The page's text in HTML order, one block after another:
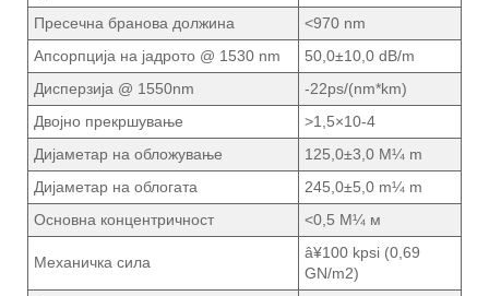
Пресечна бранова должина
<970 nm
Апсорпција на јадрото @ 1530 nm
50,0±10,0 dB/m
Дисперзија @ 1550nm
-22ps/(nm*km)
Двојно прекршување
>1,5×10-4
Дијаметар на обложување
125,0±3,0 М¼ m
Дијаметар на облогата
245,0±5,0 m¼ m
Основна концентричност
<0,5 М¼ м
Механичка сила
â¥100 kpsi (0,69
GN/m2)